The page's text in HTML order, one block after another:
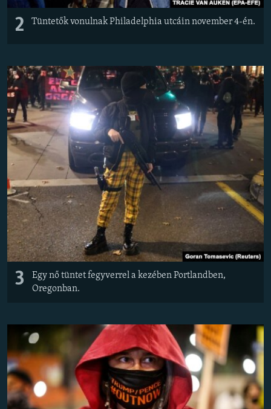
2 Tüntetők vonulnak Philadelphia utcáin november 4-én.
3
Egy nő tüntet fegyverrel a kezében Portlandben,
Oregonban.